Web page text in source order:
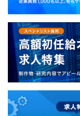
部署は約30名で構
韓国籍やインド国